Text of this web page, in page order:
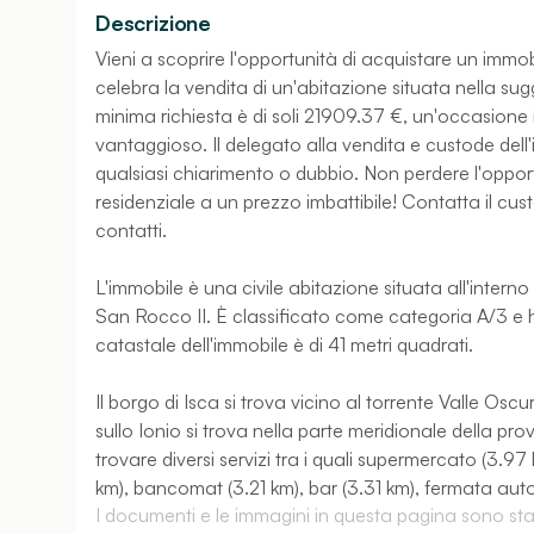
Descrizione
Vieni a scoprire l'opportunità di acquistare un
celebra la vendita di un'abitazione situata nella
minima richiesta è di soli 21909.37 €,
vantaggioso. Il delegato alla vendita e custode
qualsiasi chiarimento o dubbio. Non perdere
residenziale a un prezzo imbattibile! Contatta il
contatti.
L'immobile è una civile abitazione situata
San Rocco II. È classificato come categoria A/3 e
catastale dell'immobile è di 41 metri quadrati.
Il borgo di Isca si trova vicino al torrente Valle
sullo Ionio si trova nella parte meridionale della
trovare diversi servizi tra i quali supermercato (3.97
km), bancomat (3.21 km), bar (3.31 km), fermata
I documenti e le immagini in questa pagina sono